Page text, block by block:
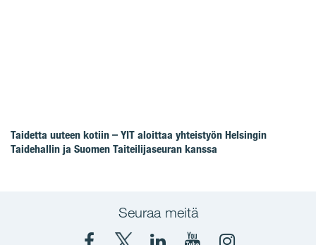
Taidetta uuteen kotiin – YIT aloittaa yhteistyön Helsingin
Taidehallin ja Suomen Taiteilijaseuran kanssa
Seuraa meitä